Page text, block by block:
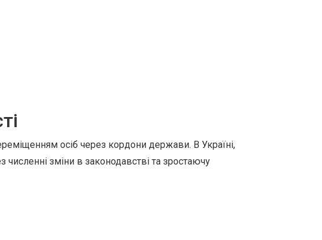
осіб через кордони держави. В Україні,
зміни в законодавстві та зростаючу